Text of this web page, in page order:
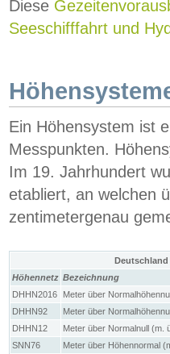
Diese
Seeschifffahrt und
Ein Höhensystem ist
Messpunkten.
Im 19. Jahrhundert
etabliert, an welchen
zentimetergenau
Höhennetz Bezeichnung
DHHN2016
Meter über
DHHN92
Meter über
DHHN12
Meter über Normalnull (m.
SNN76
Meter über Höhennormal